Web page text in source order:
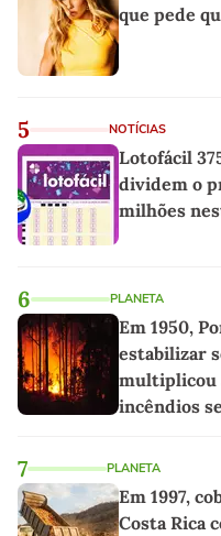
que pede
5 NOTÍCIAS
Lotofácil
dividem o
milhões
6 PLANETA
Em 1950,
estabilizar
multiplicou
incêndios
7 PLANETA
Em 1997,
Costa Rica